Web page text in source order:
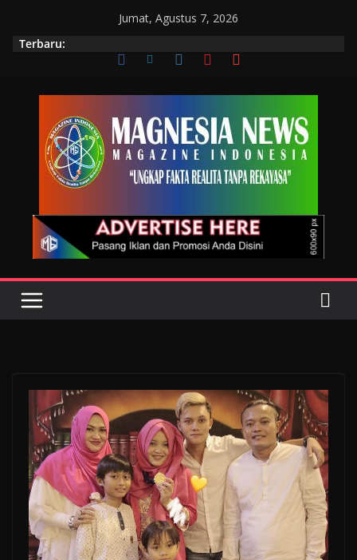
Jumat, Agustus 7, 2026
Terbaru: